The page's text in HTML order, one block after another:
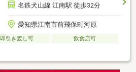
名鉄犬山線 江南駅 徒歩32分
愛知県江南市前飛保町河原
即引き渡し可
飲食店可